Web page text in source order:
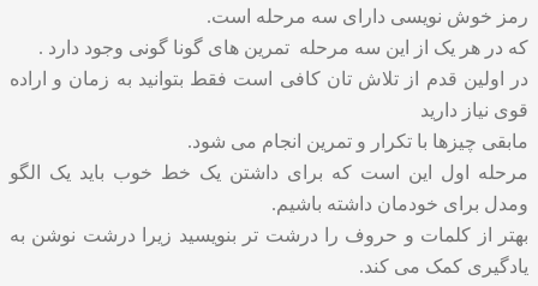
رمز خوش نویسی دارای سه مرحله است.
که در هر یک از این سه مرحله تمرین های گونا گونی وجود دارد .
در اولین قدم از تلاش تان کافی است فقط بتوانید به زمان و اراده
قوی نیاز دارید
مابقی چیزها با تکرار و تمرین انجام می شود.
مرحله اول این است که برای داشتن یک خط خوب باید یک الگو
ومدل برای خودمان داشته باشیم.
بهتر از کلمات و حروف را درشت تر بنویسید زیرا درشت نوشن به
یادگیری کمک می کند.